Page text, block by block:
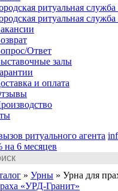
ритуальная
ритуальная
Ответ
залы
и оплата
ритуального агента
на 6 месяцев
» Урны » Урна для